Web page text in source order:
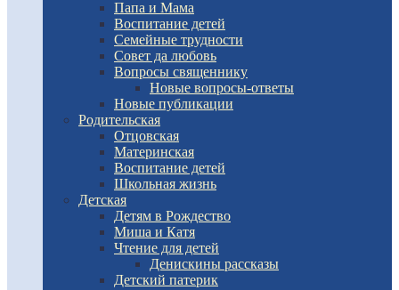
Папа и Мама
Воспитание детей
Семейные трудности
Совет да любовь
Вопросы священнику
Новые вопросы-ответы
Новые публикации
Родительская
Отцовская
Материнская
Воспитание детей
Школьная жизнь
Детская
Детям в Рождество
Миша и Катя
Чтение для детей
Денискины рассказы
Детский патерик